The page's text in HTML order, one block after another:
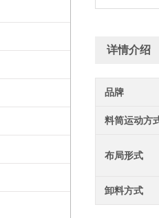
详情介绍
品牌
料筒运动方
布局形式
卸料方式